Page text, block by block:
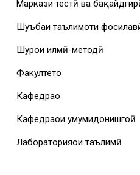
Маркази тестӣ ва
Шуъбаи таълимоти
Шурои илмӣ-методӣ
Факултетҳо
Кафедраҳо
Кафедраҳои умумидонишгоҳӣ
Лабораторияҳои таълимӣ